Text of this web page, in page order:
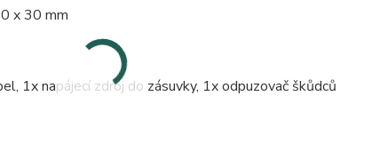
x 30 mm
1x napájecí zdroj do zásuvky, 1x odpuzovač škůdců